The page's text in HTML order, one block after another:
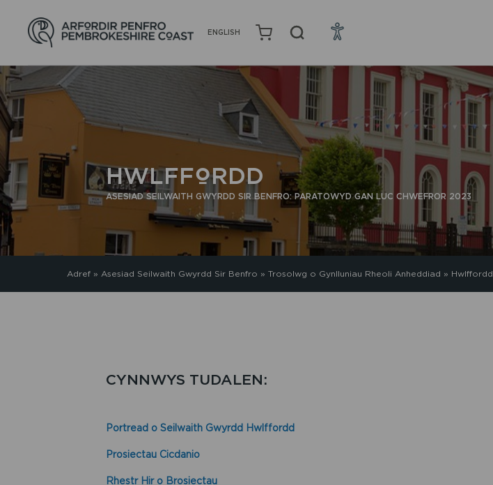
ENGLISH
HWLFFORDD
ASESIAD SEILWAITH GWYRDD SIR BENFRO: PARATOWYD GAN LUC CHWEFROR 2023
Adref» Asesiad Seilwaith Gwyrdd Sir Benfro » Trosolwg o Gynlluniau Rheoli Anheddiad » Hwlffordd
CYNNWYS TUDALEN:
Portread o Seilwaith Gwyrdd Hwlffordd
Prosiectau Cicdanio
Rhestr Hir o Brosiectau